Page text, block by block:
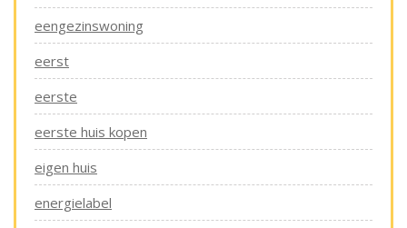
eengezinswoning
eerst
eerste
eerste huis kopen
eigen huis
energielabel